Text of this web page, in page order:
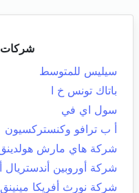
سيليس للمتوسط
باتاك تونس خ ا
سول اي في
أ ب ترافو وكنستركسيون
شركة هاي مارش هولدينق
شركة أوروبين أندستريال
شركة نورث أفريكا مينينق